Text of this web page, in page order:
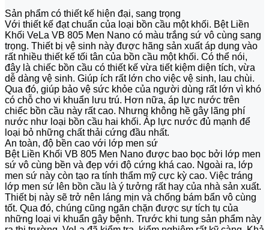
Sản phẩm có thiết kế hiện đại, sang trọng
Với thiết kế đạt chuẩn của loại bồn cầu một khối. Bệt Liền
Khối VeLa VB 805 Men Nano có màu trắng sứ vô cùng sang
trọng. Thiết bị vệ sinh này được hãng sản xuất áp dụng vào
rất nhiều thiết kế tối tân của bồn cầu một khối. Có thể nói,
đây là chiếc bồn cầu có thiết kế vừa tiết kiệm diện tích, vừa
dễ dàng vệ sinh. Giúp ích rất lớn cho việc vệ sinh, lau chùi.
Qua đó, giúp bảo vệ sức khỏe của người dùng rất lớn vì khó
có chỗ cho vi khuẩn lưu trú. Hơn nữa, áp lực nước trên
chiếc bồn cầu này rất cao. Nhưng không hề gây lãng phí
nước như loại bồn cầu hai khối. Áp lực nước đủ mạnh để
loại bỏ những chất thải cứng đầu nhất.
An toàn, độ bền cao với lớp men sứ
Bệt Liền Khối VB 805 Men Nano được bao bọc bởi lớp men
sứ vô cùng bền và đẹp với độ cứng khá cao. Ngoài ra, lớp
men sứ này còn tạo ra tính thẩm mỹ cực kỳ cao. Việc tráng
lớp men sứ lên bồn cầu là ý tưởng rất hay của nhà sản xuất.
Thiết bị này sẽ trở nên láng mịn và chống bám bẩn vô cùng
tốt. Qua đó, chúng cũng ngăn chặn được sự tích tụ của
những loại vi khuẩn gây bệnh. Trước khi tung sản phẩm này